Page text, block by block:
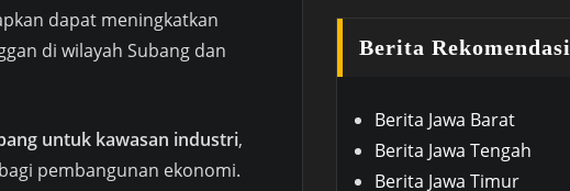
dapat meningkatkan
di wilayah Subang dan
untuk kawasan industri,
pembangunan ekonomi.
Berita Rekomendasi
Berita Jawa Barat
Berita Jawa Tengah
Berita Jawa Timur